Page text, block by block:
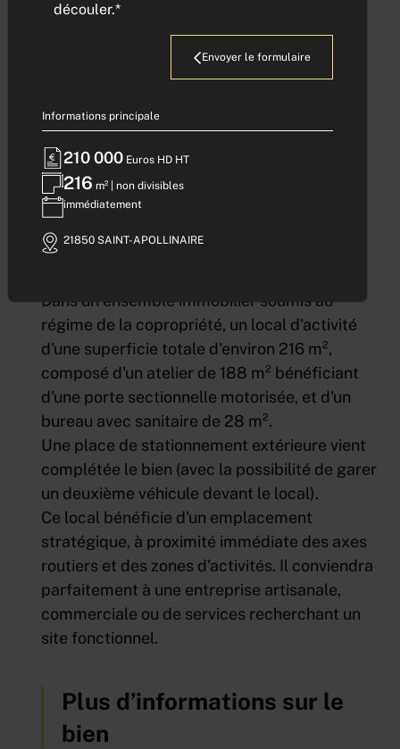
découler.*
Envoyer le formulaire
Informations principale
210 000 Euros HD HT
216 m² | non divisibles
immédiatement
21850 SAINT-APOLLINAIRE
21850 SAINT-APOLLINAIRE |Demander l'adresse
exacte
Description
Dans un ensemble immobilier soumis au
régime de la copropriété, un local d'activité
d'une superficie totale d'environ 216 m²,
composé d'un atelier de 188 m² bénéficiant
d'une porte sectionnelle motorisée, et d'un
bureau avec sanitaire de 28 m².
Une place de stationnement extérieure vient
complétée le bien (avec la possibilité de garer
un deuxième véhicule devant le local).
Ce local bénéficie d'un emplacement
stratégique, à proximité immédiate des axes
routiers et des zones d'activités. Il conviendra
parfaitement à une entreprise artisanale,
commerciale ou de services recherchant un
site fonctionnel.
Plus d’informations sur le
bien